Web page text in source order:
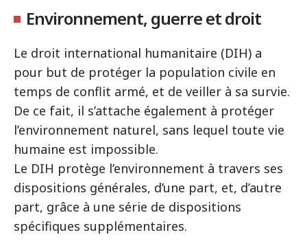
Environnement, guerre et droit
Le droit international humanitaire (DIH) a
pour but de protéger la population civile en
temps de conflit armé, et de veiller à sa survie.
De ce fait, il s’attache également à protéger
l’environnement naturel, sans lequel toute vie
humaine est impossible.
Le DIH protège l’environnement à travers ses
dispositions générales, d’une part, et, d’autre
part, grâce à une série de dispositions
spécifiques supplémentaires.